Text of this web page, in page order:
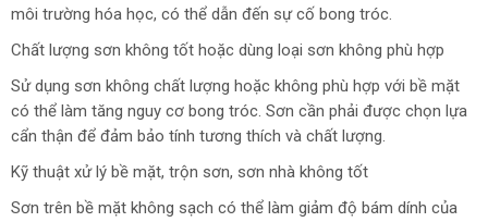
môi trường hóa học, có thể dẫn đến sự cố bong tróc.
Chất lượng sơn không tốt hoặc dùng loại sơn không phù hợp
Sử dụng sơn không chất lượng hoặc không phù hợp với bề mặt
có thể làm tăng nguy cơ bong tróc. Sơn cần phải được chọn lựa
cẩn thận để đảm bảo tính tương thích và chất lượng.
Kỹ thuật xử lý bề mặt, trộn sơn, sơn nhà không tốt
Sơn trên bề mặt không sạch có thể làm giảm độ bám dính của